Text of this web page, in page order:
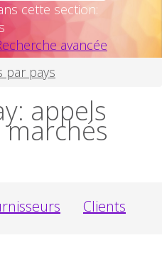
cette section:
avancée
par pays
appels
Clients